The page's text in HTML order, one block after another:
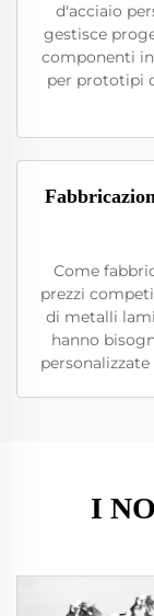
d'acciaio
gestisce
componenti
per prototipi
Come
prezzi
di metalli
hanno
I